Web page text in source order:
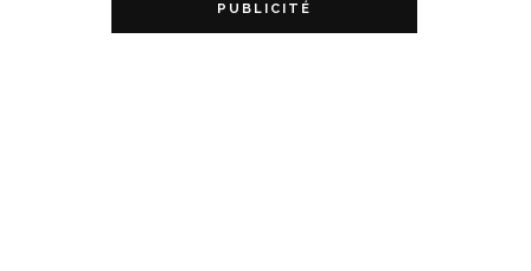
PUBLICITÉ